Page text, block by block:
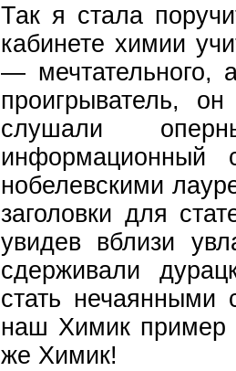
Так я стала
кабинете химии
— мечтательного,
проигрыватель,
слушали
информационный
нобелевскими
заголовки для
увидев вблизи
сдерживали
стать нечаянными
наш Химик пример
же Химик!